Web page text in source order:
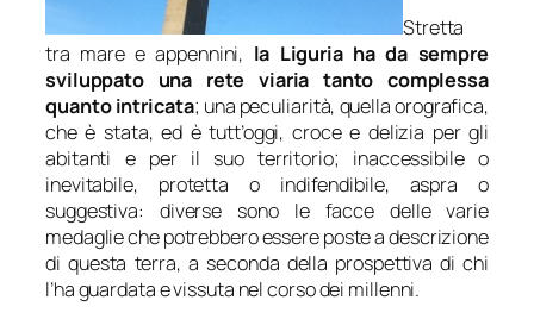
Stretta
tra mare e appennini, la Liguria ha da sempre
sviluppato una rete viaria tanto complessa
quanto intricata; una peculiarità, quella orografica,
che è stata, ed è tutt’oggi, croce e delizia per gli
abitanti e per il suo territorio; inaccessibile o
inevitabile, protetta o indifendibile, aspra o
suggestiva: diverse sono le facce delle varie
medaglie che potrebbero essere poste a descrizione
di questa terra, a seconda della prospettiva di chi
l’ha guardata e vissuta nel corso dei millenni.